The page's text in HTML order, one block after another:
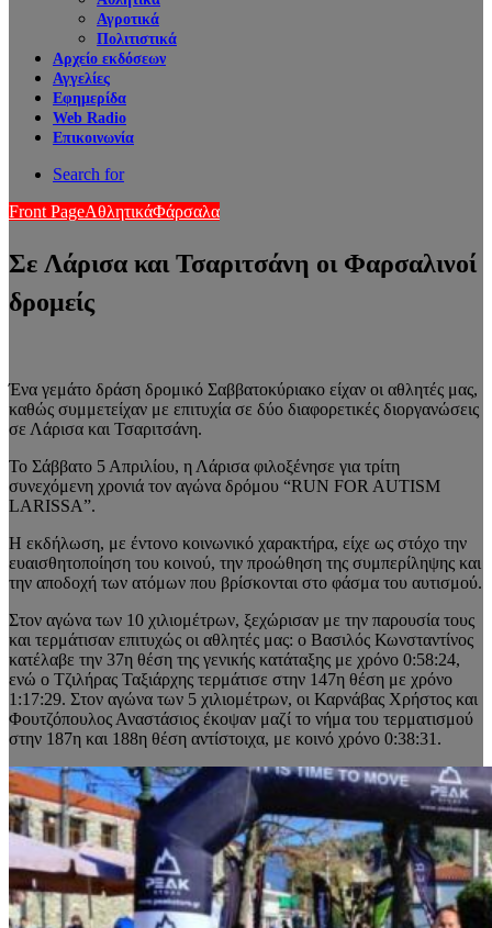
Αγροτικά
Πολιτιστικά
Αρχείο εκδόσεων
Αγγελίες
Εφημερίδα
Web Radio
Επικοινωνία
Search for
Front PageΑθλητικάΦάρσαλα
Σε Λάρισα και Τσαριτσάνη οι Φαρσαλινοί
δρομείς
Ένα γεμάτο δράση δρομικό Σαββατοκύριακο είχαν οι αθλητές μας,
καθώς συμμετείχαν με επιτυχία σε δύο διαφορετικές διοργανώσεις
σε Λάρισα και Τσαριτσάνη.
Το Σάββατο 5 Απριλίου, η Λάρισα φιλοξένησε για τρίτη
συνεχόμενη χρονιά τον αγώνα δρόμου “RUN FOR AUTISM
LARISSA”.
Η εκδήλωση, με έντονο κοινωνικό χαρακτήρα, είχε ως στόχο την
ευαισθητοποίηση του κοινού, την προώθηση της συμπερίληψης και
την αποδοχή των ατόμων που βρίσκονται στο φάσμα του αυτισμού.
Στον αγώνα των 10 χιλιομέτρων, ξεχώρισαν με την παρουσία τους
και τερμάτισαν επιτυχώς οι αθλητές μας: ο Βασιλός Κωνσταντίνος
κατέλαβε την 37η θέση της γενικής κατάταξης με χρόνο 0:58:24,
ενώ ο Τζιλήρας Ταξιάρχης τερμάτισε στην 147η θέση με χρόνο
1:17:29. Στον αγώνα των 5 χιλιομέτρων, οι Καρνάβας Χρήστος και
Φουτζόπουλος Αναστάσιος έκοψαν μαζί το νήμα του τερματισμού
στην 187η και 188η θέση αντίστοιχα, με κοινό χρόνο 0:38:31.